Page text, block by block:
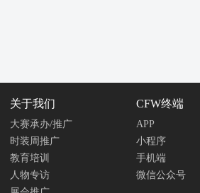
关于我们
大赛承办/推广
时装周推广
教育培训
人物专访
CFW终端
APP
小程序
手机端
微信公众号